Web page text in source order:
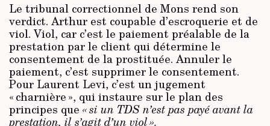
Le tribunal correctionnel de Mons rend son
verdict. Arthur est coupable d’escroquerie et de
viol. Viol, car c’est le paiement préalable de la
prestation par le client qui détermine le
consentement de la prostituée. Annuler le
paiement, c’est supprimer le consentement.
Pour Laurent Levi, c’est un jugement
« charnière », qui instaure sur le plan des
principes que « si un TDS n’est pas payé avant la
prestation, il s’agit d’un viol ».